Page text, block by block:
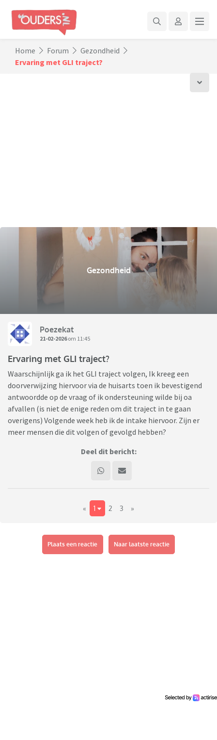
Home Forum
Gezondheid
Ervaring met GLI traject?
Gezondheid
Poezekat
21-02-2026om 11:45
Ervaring met GLI traject?
Waarschijnlijk ga ik het GLI traject volgen, Ik kreeg een
doorverwijzing hiervoor via de huisarts toen ik bevestigend
antwoordde op de vraag of ik ondersteuning wilde bij oa
afvallen (is niet de enige reden om dit traject in te gaan
overigens) Volgende week heb ik de intake hiervoor. Zijn er
meer mensen die dit volgen of gevolgd hebben?
Deel dit bericht:
« 1 2 3 »
Plaats een reactie Naar laatste reactie